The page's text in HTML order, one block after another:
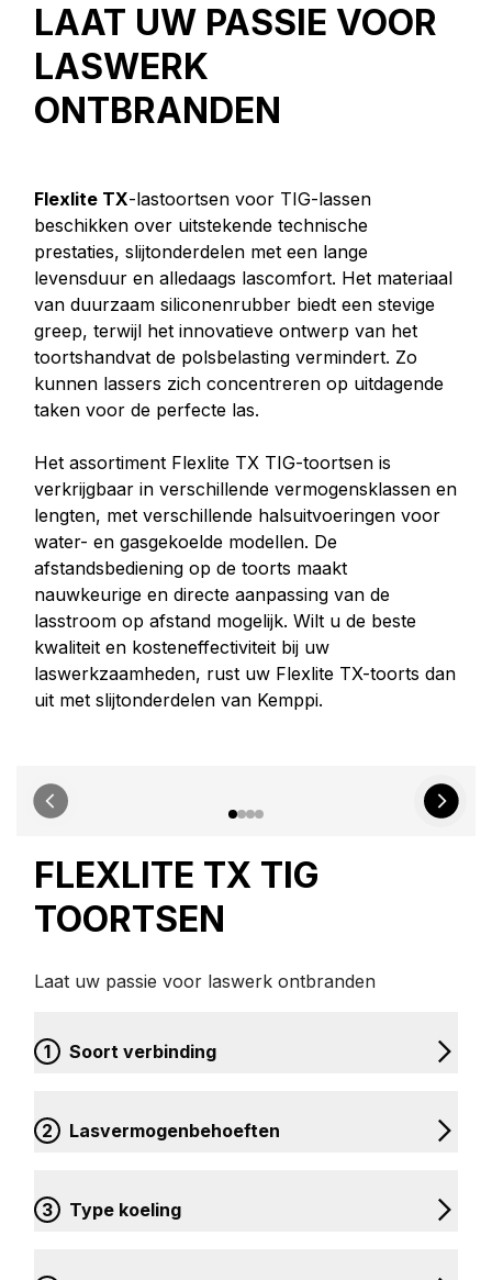
LAAT UW PASSIE VOOR
LASWERK
ONTBRANDEN
Flexlite TX-lastoortsen voor TIG-lassen
beschikken over uitstekende technische
prestaties, slijtonderdelen met een lange
levensduur en alledaags lascomfort. Het materiaal
van duurzaam siliconenrubber biedt een stevige
greep, terwijl het innovatieve ontwerp van het
toortshandvat de polsbelasting vermindert. Zo
kunnen lassers zich concentreren op uitdagende
taken voor de perfecte las.
Het assortiment Flexlite TX TIG-toortsen is
verkrijgbaar in verschillende vermogensklassen en
lengten, met verschillende halsuitvoeringen voor
water- en gasgekoelde modellen. De
afstandsbediening op de toorts maakt
nauwkeurige en directe aanpassing van de
lasstroom op afstand mogelijk. Wilt u de beste
kwaliteit en kosteneffectiviteit bij uw
laswerkzaamheden, rust uw Flexlite TX-toorts dan
uit met slijtonderdelen van Kemppi.
FLEXLITE TX TIG
TOORTSEN
Laat uw passie voor laswerk ontbranden
1 Soort verbinding
2 Lasvermogenbehoeften
3 Type koeling